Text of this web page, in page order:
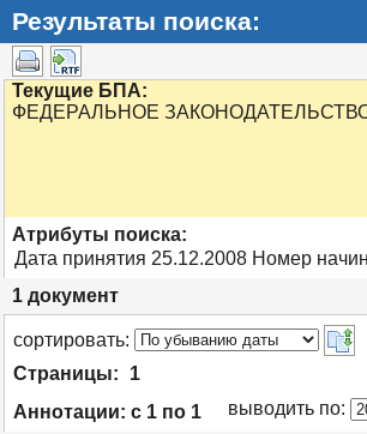
Результаты поиска:
Текущие БПА:
ФЕДЕРАЛЬНОЕ
Атрибуты поиска:
Дата принятия 25.12.2008 Номер
1 документ
cортировать:
Страницы:
1
Аннотации: с 1 по 1 выводить по: